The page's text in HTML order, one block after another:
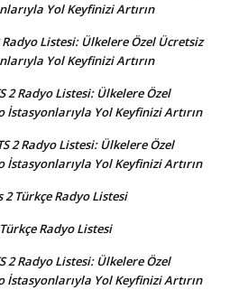
Yol Keyfinizi Artırın
Radyo Listesi: Ülkelere Özel Ücretsiz
Yol Keyfinizi Artırın
2 Radyo Listesi: Ülkelere Özel
İstasyonlarıyla Yol Keyfinizi Artırın
2 Radyo Listesi: Ülkelere Özel
İstasyonlarıyla Yol Keyfinizi Artırın
2 Türkçe Radyo Listesi
Radyo Listesi
2 Radyo Listesi: Ülkelere Özel
İstasyonlarıyla Yol Keyfinizi Artırın